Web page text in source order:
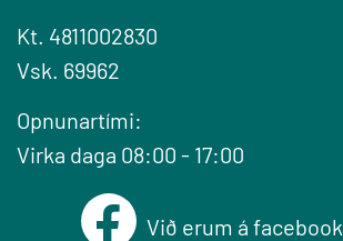
Kt. 4811002830
Vsk. 69962
Opnunartími:
Virka daga 08:00 - 17:00
Við erum á facebook